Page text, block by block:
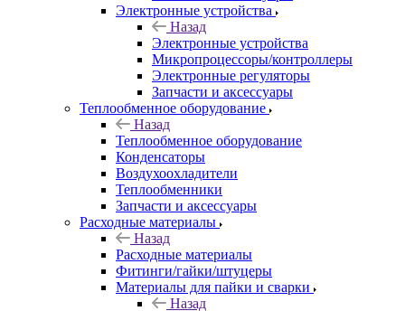
Электронные устройства
Назад
Электронные устройства
Микропроцессоры/контроллеры
Электронные регуляторы
Запчасти и аксессуары
Теплообменное оборудование
Назад
Теплообменное оборудование
Конденсаторы
Воздухоохладители
Теплообменники
Запчасти и аксессуары
Расходные материалы
Назад
Расходные материалы
Фитинги/гайки/штуцеры
Материалы для пайки и сварки
Назад